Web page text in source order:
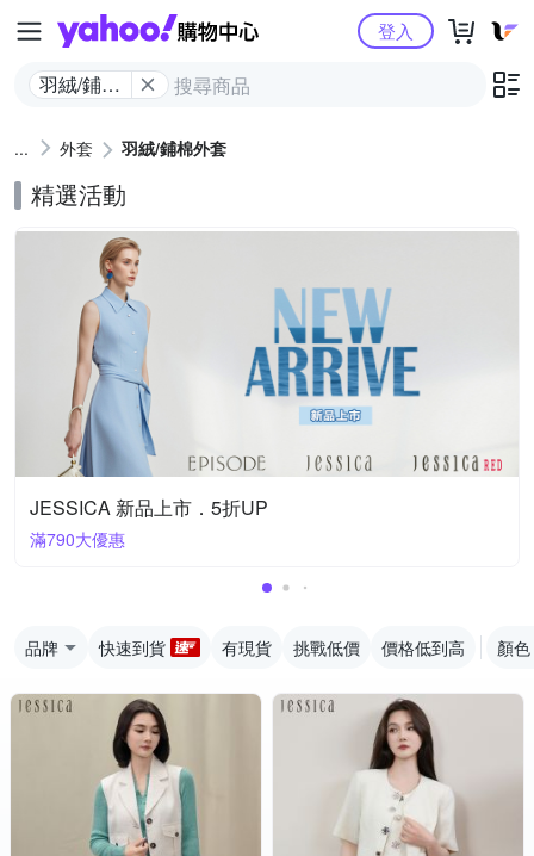
Yahoo購物中心
羽絨/鋪棉
登入
外套 羽絨/鋪棉外套
精選活動
JESSICA 新品上市．5折UP
滿790大優惠
品牌 快速到貨 有現貨 挑戰低價 價格低到高 顏色